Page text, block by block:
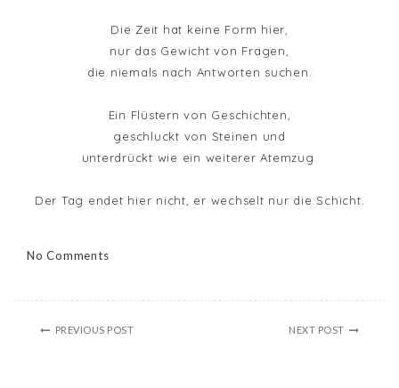
Die Zeit hat keine Form hier,
nur das Gewicht von Fragen,
die niemals nach Antworten suchen.
Ein Flüstern von Geschichten,
geschluckt von Steinen und
unterdrückt wie ein weiterer Atemzug.
Der Tag endet hier nicht, er wechselt nur die Schicht.
No Comments
PREVIOUS POST NEXT POST